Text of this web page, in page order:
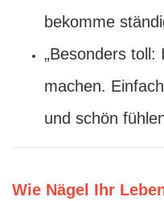
bekomme
„Besonders toll:
machen.
und schön
Wie Nägel Ihr